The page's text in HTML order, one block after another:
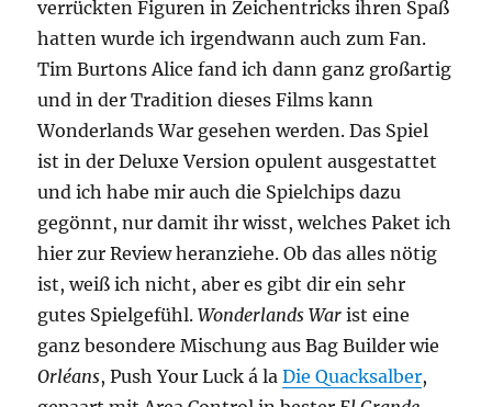
verrückten Figuren in Zeichentricks ihren Spaß
hatten wurde ich irgendwann auch zum Fan.
Tim Burtons Alice fand ich dann ganz großartig
und in der Tradition dieses Films kann
Wonderlands War gesehen werden. Das Spiel
ist in der Deluxe Version opulent ausgestattet
und ich habe mir auch die Spielchips dazu
gegönnt, nur damit ihr wisst, welches Paket ich
hier zur Review heranziehe. Ob das alles nötig
ist, weiß ich nicht, aber es gibt dir ein sehr
gutes Spielgefühl.Wonderlands War ist eine
ganz besondere Mischung aus Bag Builder wie
Orléans, Push Your Luck á laDie Quacksalber,